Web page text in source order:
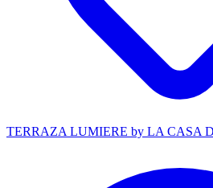
TERRAZA LUMIERE by LA CASA